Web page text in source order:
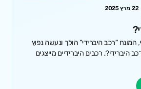
22 מרץ 2025
המונח “רכב היברידי” הולך ונעשה נפוץ
היברידי?. רכבים היברידיים מייצגים